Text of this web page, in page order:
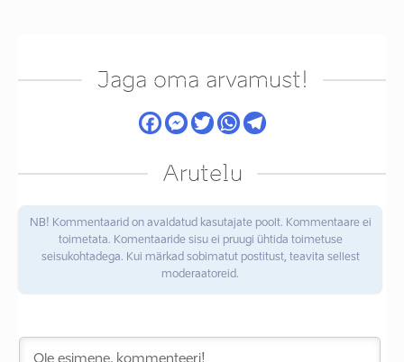
Jaga oma arvamust!
Arutelu
NB! Kommentaarid on avaldatud kasutajate poolt. Kommentaare ei
toimetata. Komentaaride sisu ei pruugi ühtida toimetuse
seisukohtadega. Kui märkad sobimatut postitust, teavita sellest
moderaatoreid.